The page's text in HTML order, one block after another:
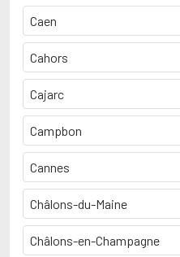
Caen
Cahors
Cajarc
Campbon
Cannes
Châlons-du-Maine
Châlons-en-Champagne